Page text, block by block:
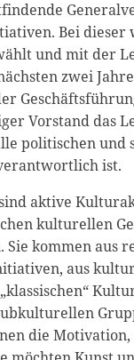
Bei dieser
und mit der
zwei
Vorstand das
politischen und
ist.
aktive
kulturellen
Sie kommen aus
aus
die